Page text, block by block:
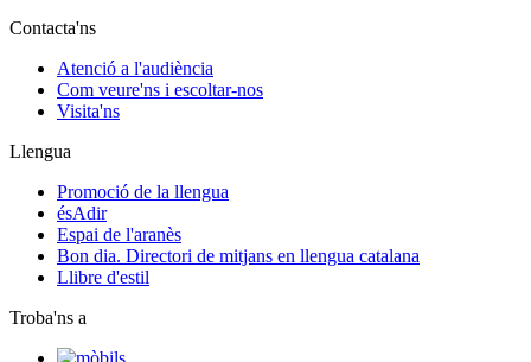
Contacta'ns
Atenció a l'audiència
Com veure'ns i escoltar-nos
Visita'ns
Llengua
Promoció de la llengua
ésAdir
Espai de l'aranès
Bon dia. Directori de mitjans en llengua catalana
Llibre d'estil
Troba'ns a